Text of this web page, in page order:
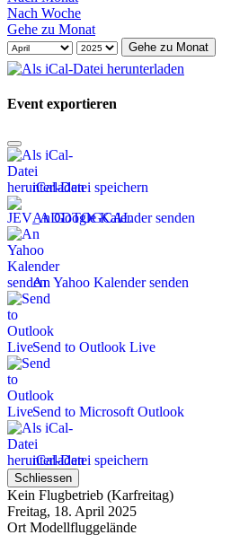
Nach Woche
Gehe zu Monat
Gehe zu Monat
Event exportieren
iCal-Datei speichern
An Google Kalender senden
An Yahoo Kalender senden
Send to Outlook Live
Send to Microsoft Outlook
iCal-Datei speichern
Schliessen
Kein Flugbetrieb (Karfreitag)
Freitag, 18. April 2025
Ort Modellfluggelände